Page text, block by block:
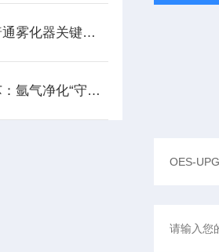
高盐雾化器与普通雾化器关键差异解析
氩气过滤器滤芯：氩气净化“守门人”，保障精密工艺品质